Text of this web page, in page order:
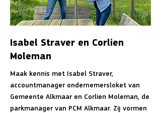
Isabel Straver en Corlien
Moleman
Maak kennis met Isabel Straver,
accountmanager ondernemersloket van
Gemeente Alkmaar en Corlien Moleman, de
parkmanager van PCM Alkmaar. Zij vormen